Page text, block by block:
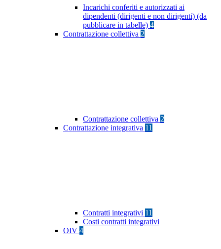
Incarichi conferiti e autorizzati ai
dipendenti (dirigenti e non dirigenti) (da
pubblicare in tabelle) 4
Contrattazione collettiva 2
Contrattazione collettiva 2
Contrattazione integrativa 11
Contratti integrativi 11
Costi contratti integrativi
OIV 4